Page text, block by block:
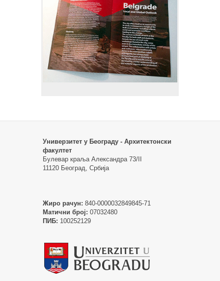
Универзитет у Београду - Архитектонски
факултет
Булевар краља Александра 73/II
11120 Београд, Србија
Жиро рачун: 840-0000032849845-71
Матични број: 07032480
ПИБ: 100252129